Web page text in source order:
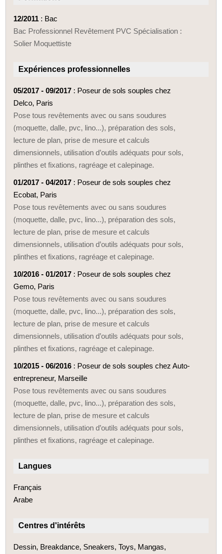
12/2011 : Bac
Bac Professionnel Revêtement PVC Spécialisation :
Solier Moquettiste
Expériences professionnelles
05/2017 - 09/2017 : Poseur de sols souples chez
Delco, Paris
Pose tous revêtements avec ou sans soudures
(moquette, dalle, pvc, lino...), préparation des sols,
lecture de plan, prise de mesure et calculs
dimensionnels, utilisation d’outils adéquats pour sols,
plinthes et fixations, ragréage et calepinage.
01/2017 - 04/2017 : Poseur de sols souples chez
Ecobat, Paris
Pose tous revêtements avec ou sans soudures
(moquette, dalle, pvc, lino...), préparation des sols,
lecture de plan, prise de mesure et calculs
dimensionnels, utilisation d’outils adéquats pour sols,
plinthes et fixations, ragréage et calepinage.
10/2016 - 01/2017 : Poseur de sols souples chez
Gemo, Paris
Pose tous revêtements avec ou sans soudures
(moquette, dalle, pvc, lino...), préparation des sols,
lecture de plan, prise de mesure et calculs
dimensionnels, utilisation d’outils adéquats pour sols,
plinthes et fixations, ragréage et calepinage.
10/2015 - 06/2016 : Poseur de sols souples chez Auto-
entrepreneur, Marseille
Pose tous revêtements avec ou sans soudures
(moquette, dalle, pvc, lino...), préparation des sols,
lecture de plan, prise de mesure et calculs
dimensionnels, utilisation d’outils adéquats pour sols,
plinthes et fixations, ragréage et calepinage.
Langues
Français
Arabe
Centres d'intérêts
Dessin, Breakdance, Sneakers, Toys, Mangas,